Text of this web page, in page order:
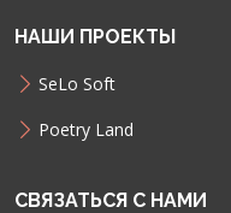
НАШИ ПРОЕКТЫ
SeLo Soft
Poetry Land
СВЯЗАТЬСЯ С НАМИ